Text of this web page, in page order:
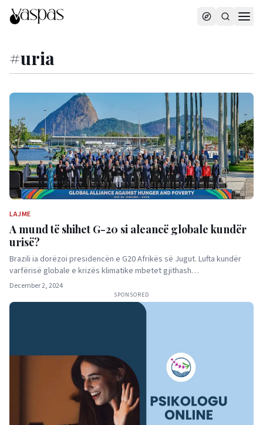
#uria
LAJME
A mund të shihet G-20 si aleancë globale kundër
urisë?
Brazili ia dorëzoi presidencën e G20 Afrikës së Jugut. Lufta kundër
varfërisë globale e krizës klimatike mbetet gjithash…
December 2, 2024
SPONSORED